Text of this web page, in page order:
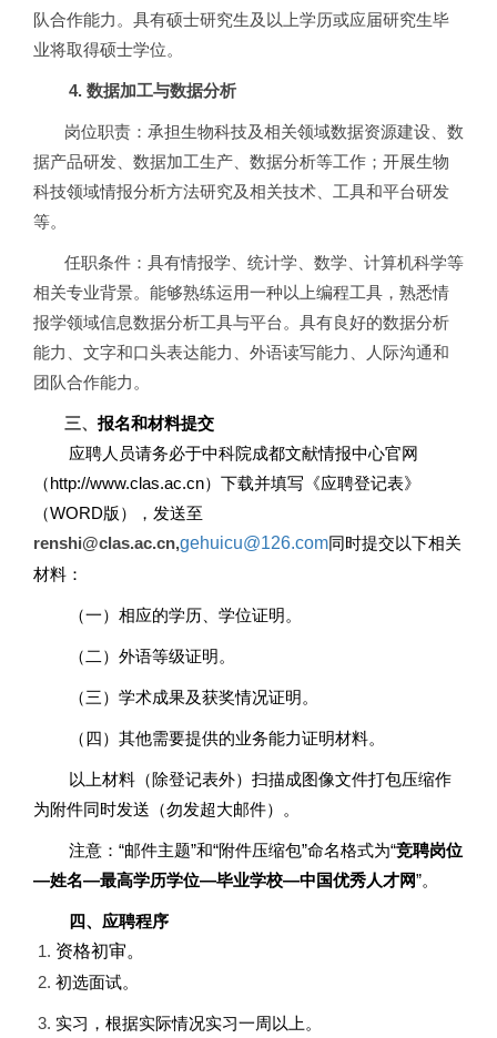
队合作能力。具有硕士研究生及以上学历或应届研究生毕
业将取得硕士学位。
4. 数据加工与数据分析
岗位职责：承担生物科技及相关领域数据资源建设、数
据产品研发、数据加工生产、数据分析等工作；开展生物
科技领域情报分析方法研究及相关技术、工具和平台研发
等。
任职条件：具有情报学、统计学、数学、计算机科学等
相关专业背景。能够熟练运用一种以上编程工具，熟悉情
报学领域信息数据分析工具与平台。具有良好的数据分析
能力、文字和口头表达能力、外语读写能力、人际沟通和
团队合作能力。
三、 报名和材料提交
应聘人员请务必于中科院成都文献情报中心官网
（http://www.clas.ac.cn）下载并填写《应聘登记表》
（WORD版），发送至
renshi@clas.ac.cn,gehuicu@126.com同时提交以下相关
材料：
（一）相应的学历、学位证明。
（二）外语等级证明。
（三）学术成果及获奖情况证明。
（四）其他需要提供的业务能力证明材料。
以上材料（除登记表外）扫描成图像文件打包压缩作
为附件同时发送（勿发超大邮件）。
注意：“邮件主题”和“附件压缩包”命名格式为“竞聘岗位
—姓名—最高学历学位—毕业学校—中国优秀人才网”。
四、应聘程序
资格初审。
初选面试。
实习，根据实际情况实习一周以上。